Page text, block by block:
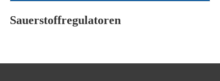
Sauerstoffregulatoren